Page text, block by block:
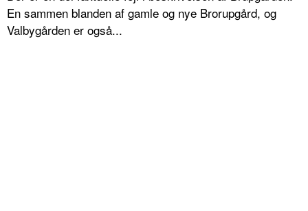
En sammen blanden af gamle og nye Brorupgård, og
Valbygården er også...